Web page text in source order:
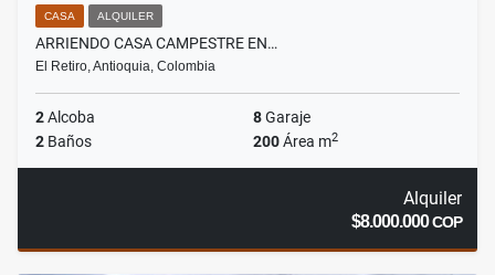
CASA ALQUILER
ARRIENDO CASA CAMPESTRE EN…
El Retiro, Antioquia, Colombia
2Alcoba 8Garaje
2 Baños 200Área m2
Alquiler
$8.000.000COP